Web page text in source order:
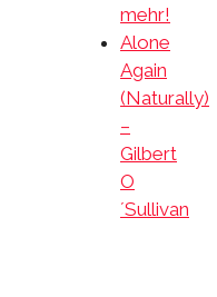
mehr!
Alone
Again
(Naturally)
–
Gilbert
O
´Sullivan